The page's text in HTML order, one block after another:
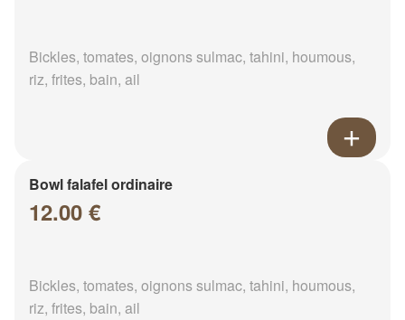
Bickles, tomates, oignons sulmac, tahini, houmous,
riz, frites, bain, ail
Bowl falafel ordinaire
12.00 €
Bickles, tomates, oignons sulmac, tahini, houmous,
riz, frites, bain, ail